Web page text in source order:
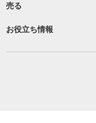
売る
お役立ち情報